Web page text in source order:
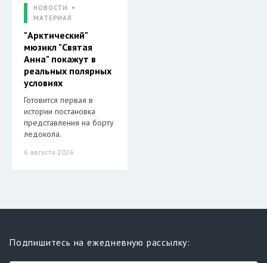
НОВОСТИ
МАТЕРИАЛ
"Арктический"
мюзикл "Святая
Анна" покажут в
реальных полярных
условиях
Готовится первая в
истории постановка
представления на борту
ледокола.
6 августа 2026
Подпишитесь на ежедневную рассылку: